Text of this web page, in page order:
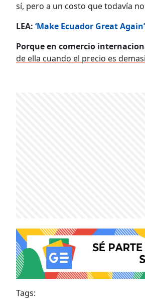
sí, pero a un costo que todavía
LEA: ‘Make Ecuador Great
Porque en comercio
de ella cuando el precio es
Tags: